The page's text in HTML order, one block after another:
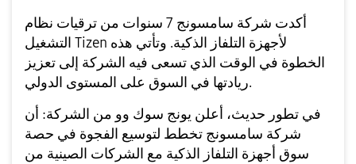
أكدت شركة سامسونج 7 سنوات من ترقيات نظام
التشغيل Tizen لأجهزة التلفاز الذكية. وتأتي هذه
الخطوة في الوقت الذي تسعى فيه الشركة إلى تعزيز
ريادتها في السوق على المستوى الدولي.
في تطور حديث، أعلن يونج سوك وو من الشركة: أن
شركة سامسونج تخطط لتوسيع الفجوة في حصة
سوق أجهزة التلفاز الذكية مع الشركات الصينية من